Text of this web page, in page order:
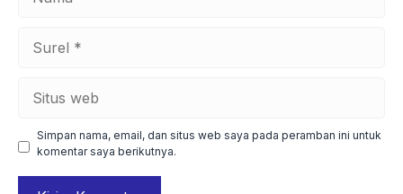
Simpan nama, email, dan situs web saya pada peramban ini untuk
komentar saya berikutnya.